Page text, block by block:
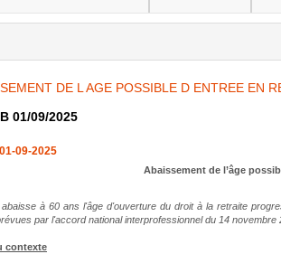
DE L AGE POSSIBLE D ENTREE EN
01/09/2025
09-2025
Abaissement de l’âge
à 60 ans l'âge d'ouverture du droit à la retraite
par l'accord national interprofessionnel du 14 novembre
contexte